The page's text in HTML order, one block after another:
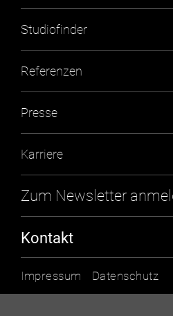
Studiofinder
Referenzen
Presse
Karriere
Zum Newsletter
Abonnieren
Kontakt
milon industries GmbH
Impressum Datenschutz